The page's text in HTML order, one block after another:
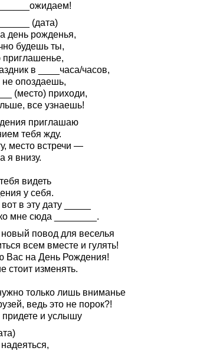
(дата)
день рожденья,
будешь ты,
в ____часа/часов,
опоздаешь,
(место) приходи,
все узнаешь!
приглашаю
тебя жду.
место встречи —
я внизу.
видеть
у себя.
в эту дату _____
мне сюда ________.
новый повод для веселья
всем вместе и гулять!
Вас на День Рождения!
стоит изменять.
только лишь вниманье
ведь это не порок?!
и услышу